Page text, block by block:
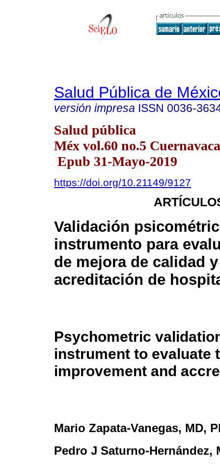
Salud Pública de
versión impresa ISSN 0036-
Salud pública
Méx vol.60 no.5
Epub 31-Mayo-2019
https://doi.org/10.21149/9127
Validación
instrumento para
de mejora de calidad y
acreditación de
Psychometric
instrument to evaluate
improvement and
Mario Zapata-Vanegas, MD,
Pedro J Saturno-Hernández,